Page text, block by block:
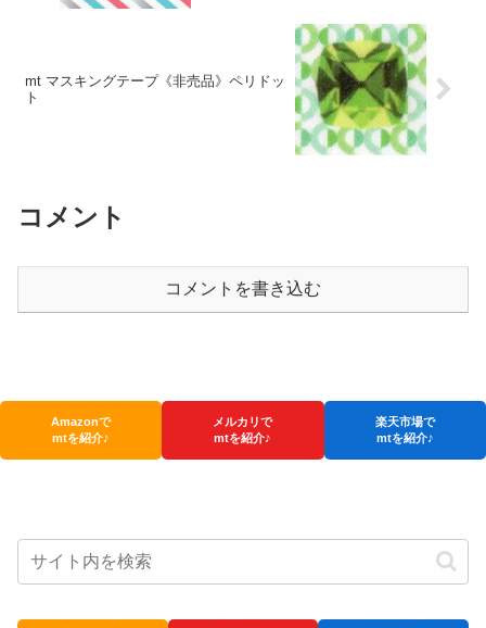
mt マスキングテープ《非売品》ペリドッ
ト
コメント
コメントを書き込む
Amazonで
mtを紹介♪
メルカリで
mtを紹介♪
楽天市場で
mtを紹介♪